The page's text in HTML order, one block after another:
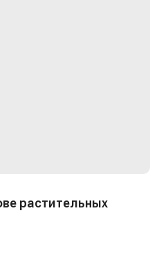
растительных